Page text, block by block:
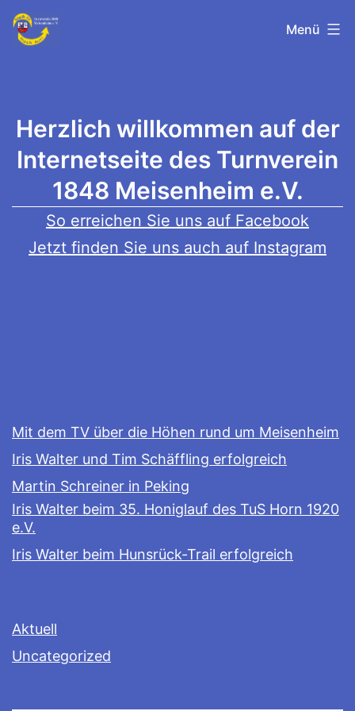
Zum
Inhalt
TV-
Menü
Herzlich willkommen auf der
Internetseite des Turnverein
1848 Meisenheim e.V.
So erreichen Sie uns auf Facebook
Jetzt finden Sie uns auch auf Instagram
Mit dem TV über die Höhen rund um Meisenheim
Iris Walter und Tim Schäffling erfolgreich
Martin Schreiner in Peking
Iris Walter beim 35. Honiglauf des TuS Horn 1920
e.V.
Iris Walter beim Hunsrück-Trail erfolgreich
Aktuell
Uncategorized